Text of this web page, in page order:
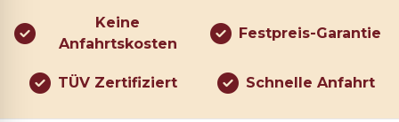
Keine
Anfahrtskosten
Festpreis-Garantie
TÜV Zertifiziert Schnelle Anfahrt